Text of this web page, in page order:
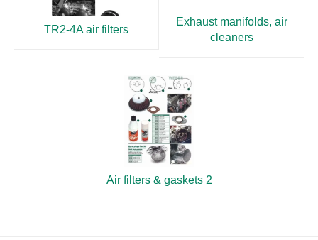
TR2-4A air filters
Exhaust manifolds, air
cleaners
Air filters & gaskets 2